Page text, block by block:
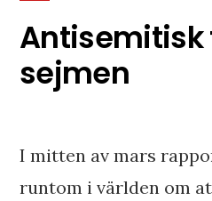
Antisemitisk
sejmen
I mitten av mars
runtom i världen om